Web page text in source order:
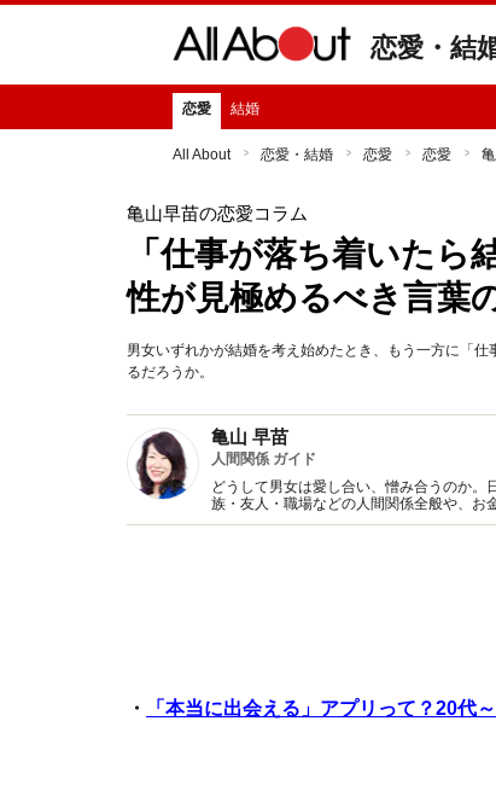
恋愛・結
恋愛 結婚
All About 恋愛・結婚 恋愛 恋愛
亀山早苗の恋愛コラム
「仕事が落ち着いたら
性が見極めるべき言葉
男女いずれかが結婚を考え始めたとき、もう一方に「
るだろうか。
亀山 早苗
人間関係 ガイド
どうして男女は愛し合い、憎み合うのか
族・友人・職場などの人間関係全般や、お
魅力の秘密』など著書多数。
・ 「本当に出会える」アプリって？20代